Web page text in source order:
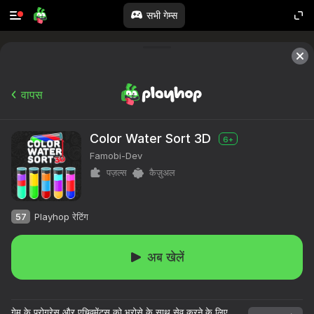
सभी गेम्स
वापस
Color Water Sort 3D 6+
Famobi-Dev
पज़ल्स
कैज़ुअल
57 Playhop रेटिंग
अब खेलें